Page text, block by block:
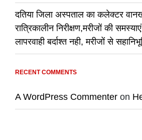
दतिया जिला अस्पताल का कलेक्टर
रात्रिकालीन निरीक्षण,मरीजों की
लापरवाही बर्दाश्त नही, मरीजों से
RECENT COMMENTS
A WordPress Commenter on